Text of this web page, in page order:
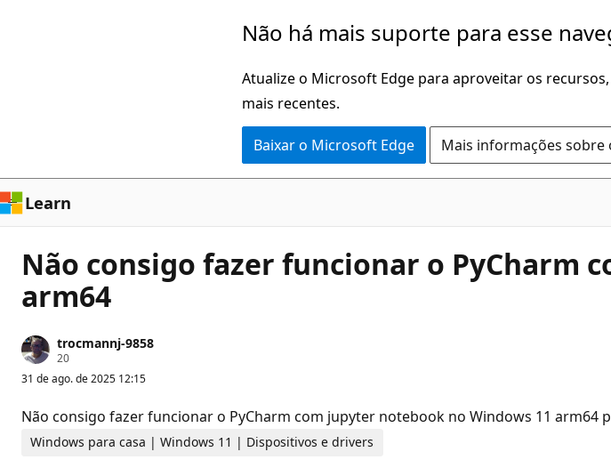
Não há mais suporte para esse
Atualize o Microsoft Edge para aproveitar os
mais recentes.
Baixar o Microsoft Edge Mais informações
Learn
Não consigo fazer funcionar o PyCharm
arm64
trocmannj-9858
20P
n
o
s
d
e
31 de ago. de 2025 12:15
Não consigo fazer funcionar o PyCharm com jupyter notebook no Windows 11 arm64
Windows para casa | Windows 11 | Dispositivos e drivers